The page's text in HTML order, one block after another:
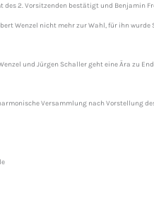
des 2. Vorsitzenden bestätigt und Benjamin
Wenzel nicht mehr zur Wahl, für ihn
und Jürgen Schaller geht eine Ära zu
Versammlung nach Vorstellung